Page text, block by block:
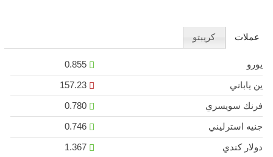
عملات كريبتو
يورو
0.855
ين ياباني
157.23
فرنك سويسري
0.780
جنيه استرليني
0.746
دولار كندي
1.367